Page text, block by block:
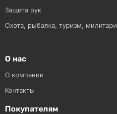
Защита рук
Охота, рыбалка, туризм, милитари
О нас
О компании
Контакты
Покупателям